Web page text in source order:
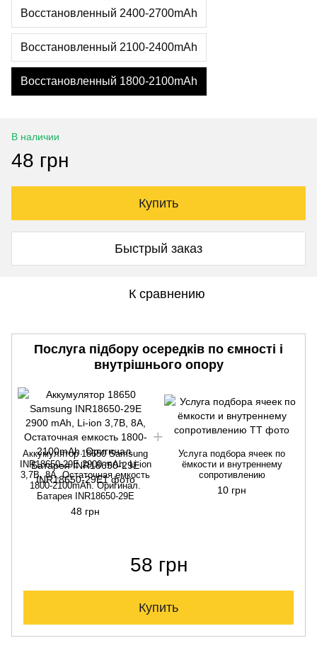
Восстановленный 2400-2700mAh
Восстановленный 2100-2400mAh
Восстановленный 1800-2100mAh
В наличии
48 грн
Купить
Быстрый заказ
К сравнению
Послуга підбору осередків по ємності і
внутрішнього опору
Аккумулятор 18650 Samsung
INR18650-29E 2900 mAh, Li-ion
3,7В, 8A, Остаточная емкость
1800-2100mAh. Оригинал.
Батарея INR18650-29E
48 грн
Услуга подбора ячеек по
ёмкости и внутреннему
сопротивлению
10 грн
58 грн
Купить